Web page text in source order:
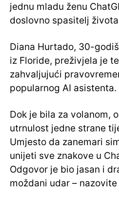
jednu mladu ženu
doslovno spasitelj
Diana Hurtado, 30-
iz Floride, preživjela je
zahvaljujući
popularnog AI asistenta.
Dok je bila za volanom,
utrnulost jedne strane
Umjesto da zanemari
unijeti sve znakove u
Odgovor je bio jasan i
moždani udar – nazovite